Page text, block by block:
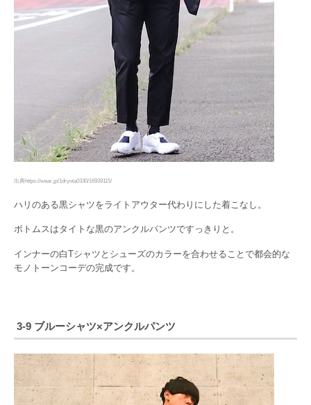
出典https://wear.jp/1dryota0330/16939115/
ハリのある黒シャツをライトアウター代わりにした着こなし。
ボトムスはタイトな黒のアンクルパンツですっきりと。
インナーの白Tシャツとシューズのカラーを合わせることで都会的な
モノトーンコーデの完成です。
3-9 ブルーシャツ×アンクルパンツ